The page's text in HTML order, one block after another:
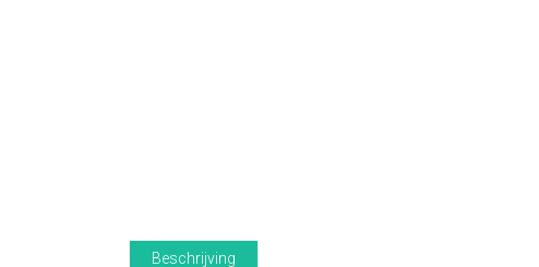
Beschrijving